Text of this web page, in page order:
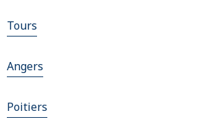
Tours
Angers
Poitiers